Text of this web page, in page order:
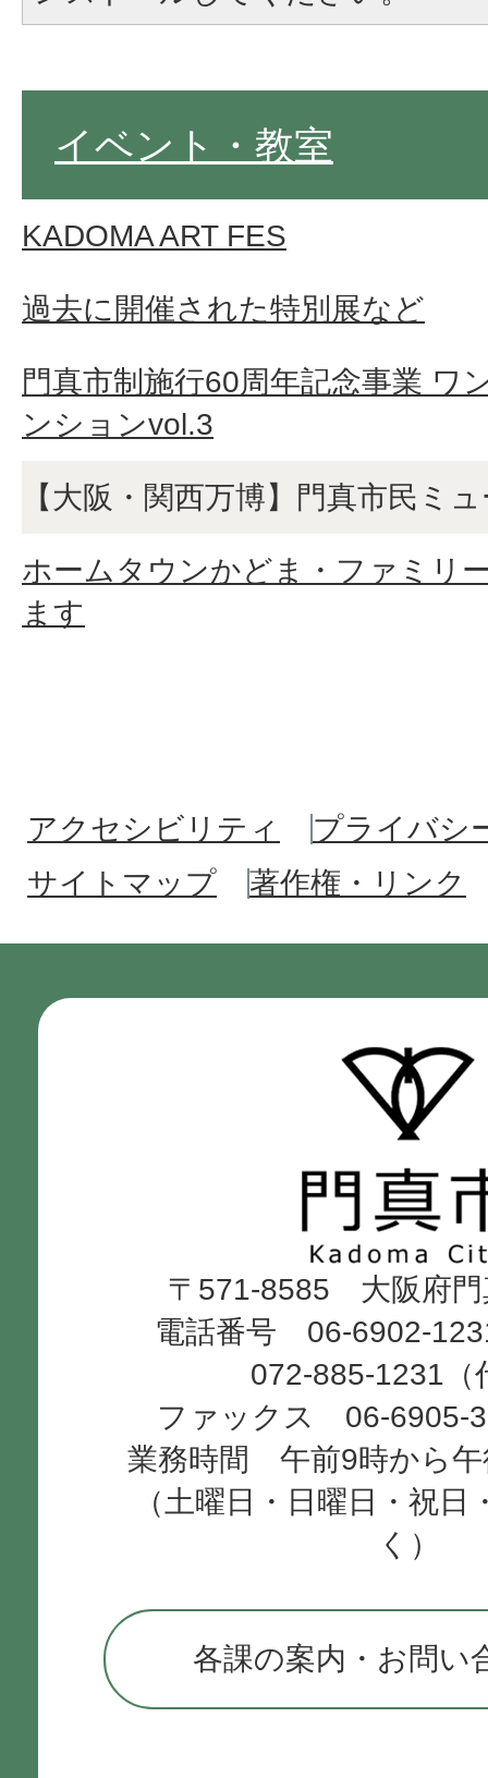
イベント・教室
KADOMA ART FES
過去に開催された特別展など
門真市制施行60周年記念事業 ワ
ンションvol.3
【大阪・関西万博】門真市民ミ
ホームタウンかどま・ファミリ
ます
アクセシビリティ
プライバシ
サイトマップ
著作権・リンク
市
Kadoma
City
〒571-8585 大阪府門
電話番号 06-6902-
072-885-1231（
ファックス 06-6905-
業務時間 午前9時から午
（土曜日・日曜日・祝日
く）
各課の案内・お問い